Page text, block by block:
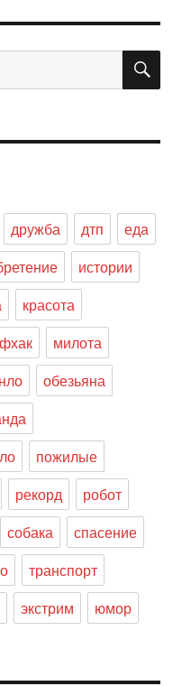
дружба дтп
еда
истории
красота
милота
нло
обезьяна
пожилые
рекорд
робот
собака
спасение
транспорт
экстрим юмор